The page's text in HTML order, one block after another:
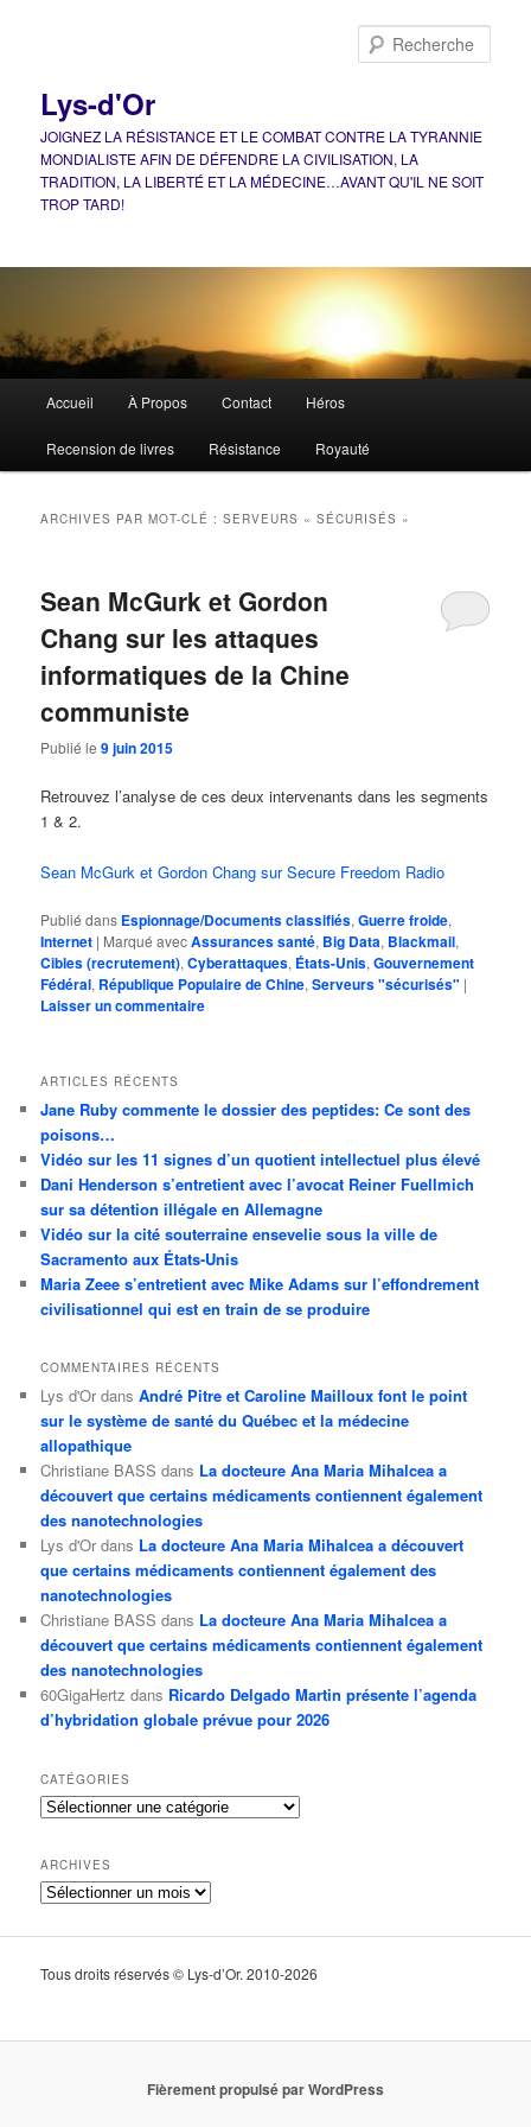
Lys-d'Or
JOIGNEZ LA RÉSISTANCE ET LE COMBAT CONTRE LA TYRANNIE
MONDIALISTE AFIN DE DÉFENDRE LA CIVILISATION, LA
TRADITION, LA LIBERTÉ ET LA MÉDECINE…AVANT QU'IL NE SOIT
TROP TARD!
principal
Accueil À Propos Contact Héros
Recension de livres Résistance Royauté
ARCHIVES PAR MOT-CLÉ :SERVEURS « SÉCURISÉS »
Sean McGurk et Gordon
Chang sur les attaques
informatiques de la Chine
communiste
Publié le9 juin 2015
Retrouvez l’analyse de ces deux intervenants dans les segments
1 & 2.
Sean McGurk et Gordon Chang sur Secure Freedom Radio
Publié dans Espionnage/Documents classifiés,Guerre froide,
Internet | Marqué avecAssurances santé, Big Data, Blackmail,
Cibles (recrutement),Cyberattaques, États-Unis,Gouvernement
Fédéral, République Populaire de Chine,Serveurs "sécurisés" |
Laisser un commentaire
ARTICLES RÉCENTS
Jane Ruby commente le dossier des peptides: Ce sont des
poisons…
Vidéo sur les 11 signes d’un quotient intellectuel plus élevé
Dani Henderson s’entretient avec l’avocat Reiner Fuellmich
sur sa détention illégale en Allemagne
Vidéo sur la cité souterraine ensevelie sous la ville de
Sacramento aux États-Unis
Maria Zeee s’entretient avec Mike Adams sur l’effondrement
civilisationnel qui est en train de se produire
COMMENTAIRES RÉCENTS
Lys d'Or dansAndré Pitre et Caroline Mailloux font le point
sur le système de santé du Québec et la médecine
allopathique
Christiane BASS dans La docteure Ana Maria Mihalcea a
découvert que certains médicaments contiennent également
des nanotechnologies
Lys d'Or dans La docteure Ana Maria Mihalcea a découvert
que certains médicaments contiennent également des
nanotechnologies
Christiane BASS dans La docteure Ana Maria Mihalcea a
découvert que certains médicaments contiennent également
des nanotechnologies
60GigaHertz dans Ricardo Delgado Martin présente l’agenda
d’hybridation globale prévue pour 2026
CATÉGORIES
Catégories
ARCHIVES
Archives
Tous droits réservés © Lys-d’Or. 2010-2026
Fièrement propulsé par WordPress